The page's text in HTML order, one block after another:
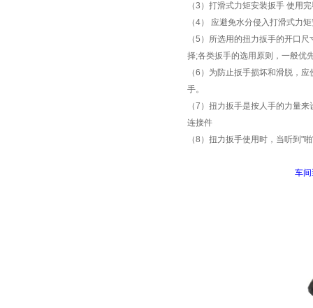
（3 ）打滑式力矩安装扳手 使用
（4） 应避免水分侵入打滑式力
（5 ）所选用的扭力扳手的开口
择;各类扳手的选用原则，一般优
（6 ）为防止扳手损坏和滑脱，
手。
（7 ）扭力扳手是按人手的力量
连接件
（8 ）扭力扳手使用时，当听到 "啪
车